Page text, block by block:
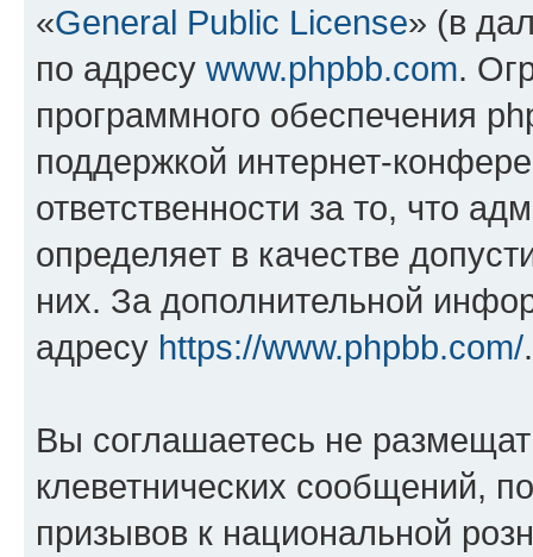
«General Public License» (в
по адресу www.phpbb.com.
программного обеспечения
поддержкой интернет-
ответственности за то, что
определяет в качестве
них. За дополнительной
адресу https://www.phpbb.com/.
Вы соглашаетесь не
клеветнических сообщений,
призывов к национальной